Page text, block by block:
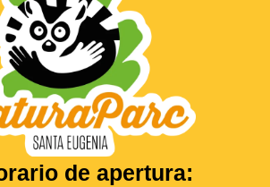
de apertura: